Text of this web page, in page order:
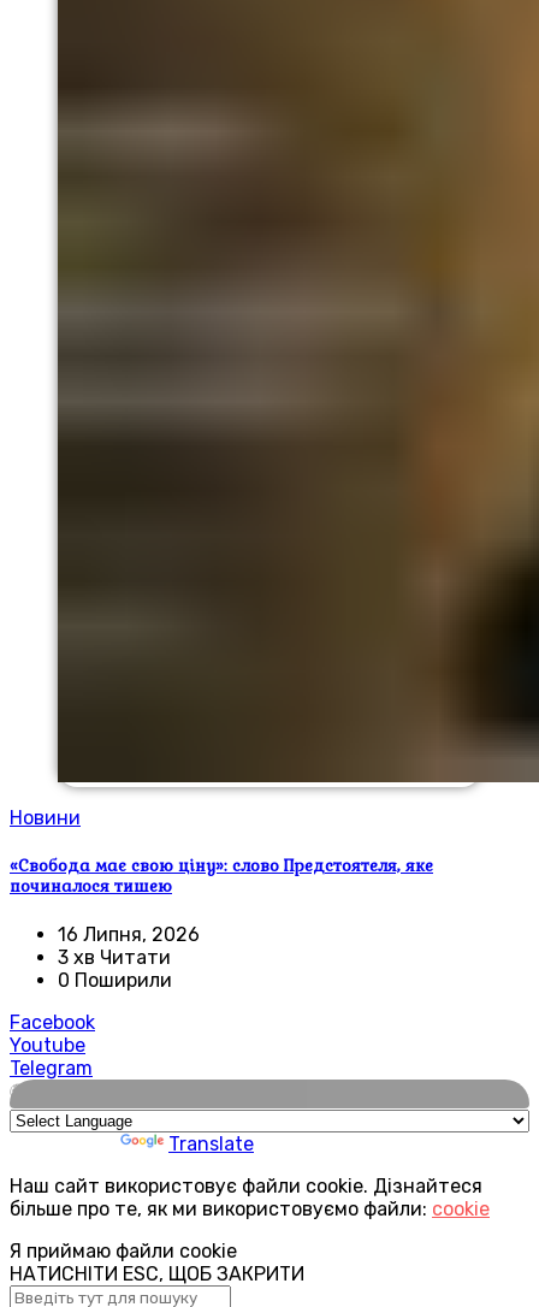
Новини
«Свобода має свою ціну»: слово Предстоятеля, яке
починалося тишею
16 Липня, 2026
3 хв Читати
0 Поширили
Facebook
Youtube
Telegram
🌍
Translate
Наш сайт використовує файли cookie. Дізнайтеся
більше про те, як ми використовуємо файли: cookie
Я приймаю файли cookie
НАТИСНІТИ ESC, ЩОБ ЗАКРИТИ